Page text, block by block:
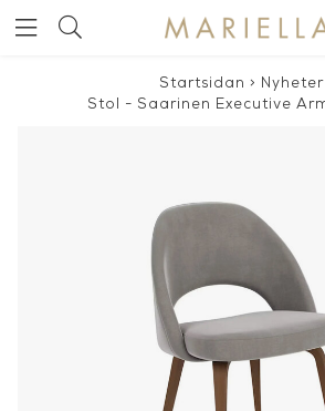
Startsidan > Nyheter
Stol - Saarinen Executive